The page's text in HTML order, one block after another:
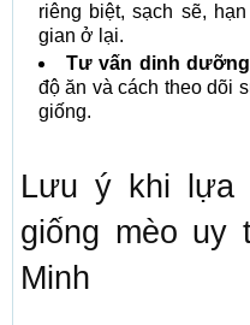
riêng biệt, sạch sẽ,
gian ở lại.
Tư vấn dinh
độ ăn và cách theo dõi
giống.
Lưu ý khi lựa
giống mèo uy
Minh